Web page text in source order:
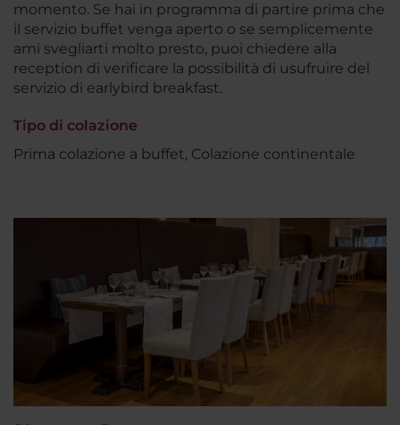
momento. Se hai in programma di partire prima che
il servizio buffet venga aperto o se semplicemente
ami svegliarti molto presto, puoi chiedere alla
reception di verificare la possibilità di usufruire del
servizio di earlybird breakfast.
Tipo di colazione
Prima colazione a buffet, Colazione continentale